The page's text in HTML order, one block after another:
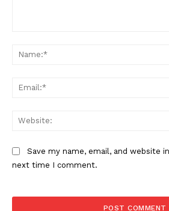
Save my name, email, and website
next time I comment.